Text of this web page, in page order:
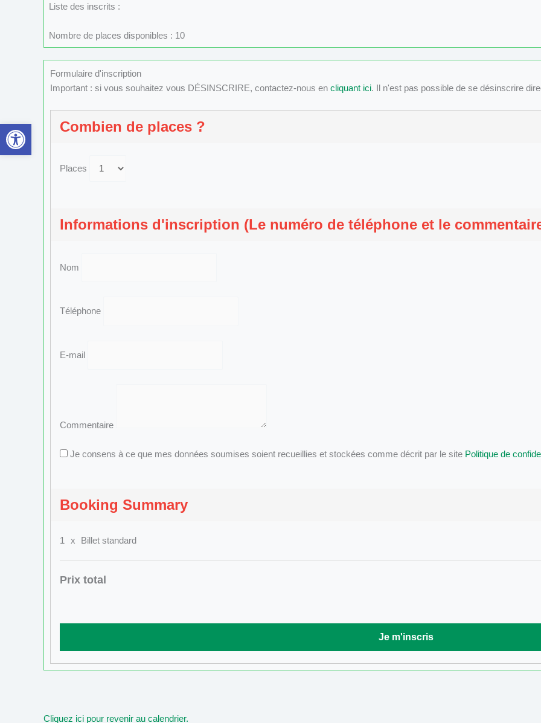
Ouvrir la barre d’outils
Liste des inscrits :
Nombre de places disponibles : 10
Formulaire d'inscription
Important : si vous souhaitez vous DÉSINSCRIRE, contactez-nous en cliquant ici. Il n'est pas possible de se désinscrire
Combien de places ?
Places
Informations d'inscription (Le numéro de téléphone et le
Nom
Téléphone
E-mail
Commentaire
Je consens à ce que mes données soumises soient recueillies et stockées comme décrit par le site Politique de
Booking Summary
1 x Billet standard
Prix total
Cliquez ici pour revenir au calendrier.